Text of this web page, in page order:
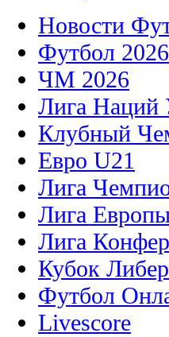
Новости
Футбол 2026
ЧМ 2026
Лига
Клубный
Евро U21
Лига
Лига
Лига
Кубок
Футбол
Livescore